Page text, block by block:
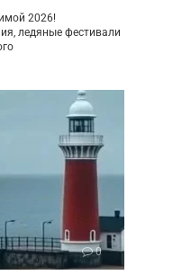
2026!
ледяные фестивали
0